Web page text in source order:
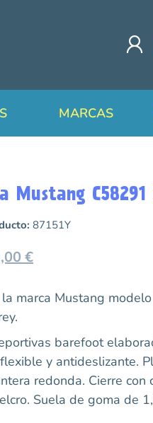
MARCAS
C58291
87151Y
€
marca Mustang
barefoot
y antideslizante.
redonda. Cierre con
Suela de goma de